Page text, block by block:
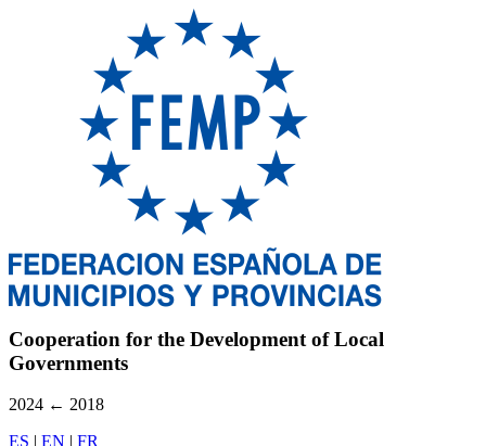
Cooperation for the Development of Local
Governments
2024 ← 2018
ES | EN | FR